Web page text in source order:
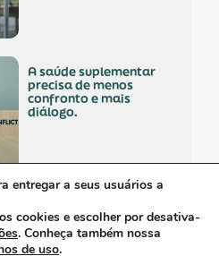
a saúde suplementar
precisa de menos
confronto e mais
diálogo.
empresa polonesa
visita o brasil com
interesse no mercado
entregar a seus usuários a
cookies e escolher por desativa-
. Conheça também nossa
de uso.